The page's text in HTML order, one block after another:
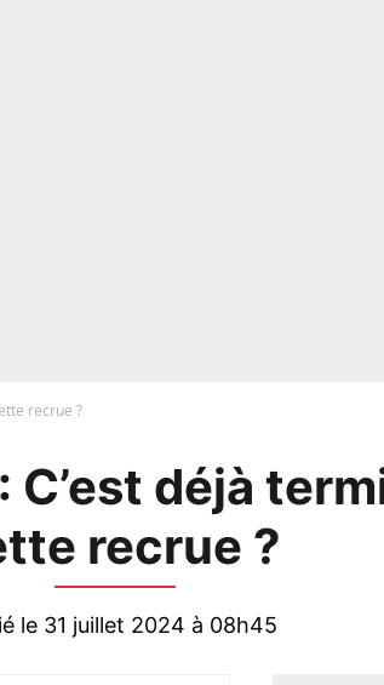
recrue ?
C’est déjà
recrue ?
le 31 juillet 2024 à 08h45